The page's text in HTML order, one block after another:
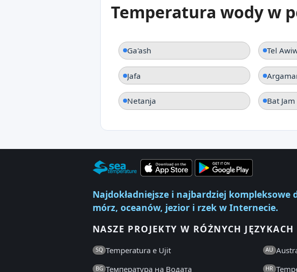
Temperatura wody w
Ga'ash Tel
Jafa
Netanja Bat Jam
Najdokładniejsze i najbardziej
mórz, oceanów, jezior i rzek w Internecie.
NASZE PROJEKTY W RÓŻNYCH JĘZYKACH
SQ Temperatura e Ujit AU
BG Температура на Водата HR